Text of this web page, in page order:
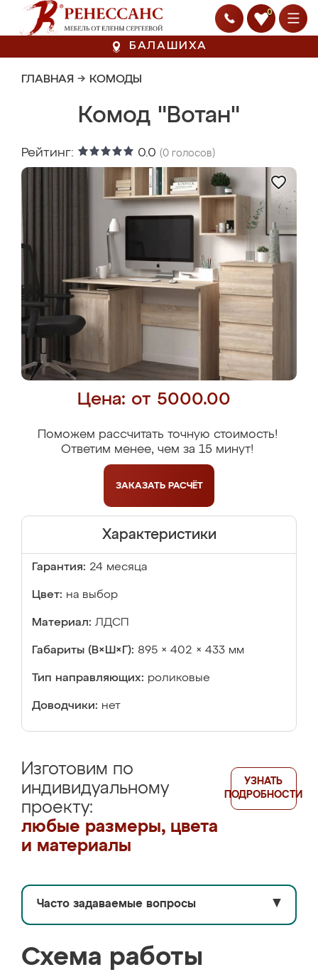
0
БАЛАШИХА
ГЛАВНАЯ → КОМОДЫ
Комод "Вотан"
Рейтинг: 0.0 (0 голосов)
Цена: от 5000.00
Поможем рассчитать точную стоимость!
Ответим менее, чем за 15 минут!
ЗАКАЗАТЬ РАСЧЁТ
Характеристики
Гарантия: 24 месяца
Цвет: на выбор
Материал: ЛДСП
Габариты (В×Ш×Г): 895 × 402 × 433 мм
Тип направляющих: роликовые
Доводчики: нет
Изготовим по
индивидуальному
проекту:
любые размеры, цвета
и материалы
УЗНАТЬ
ПОДРОБНОСТИ
Часто задаваемые вопросы ▼
Схема работы